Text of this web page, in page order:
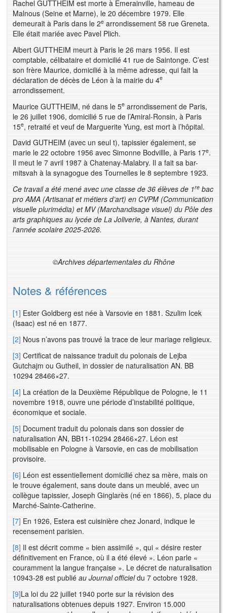
Rachel GUTTHEIM est morte à Émerainville, hameau de
Malnous (Seine et Marne), le 20 décembre 1979. Elle
demeurait à Paris dans le 2e arrondissement 58 rue Greneta.
Elle était mariée avec Pavel Plich.
Albert GUTTHEIM meurt à Paris le 26 mars 1956. Il est
comptable, célibataire et domicilié 41 rue de Saintonge. C’est
son frère Maurice, domicilié à la même adresse, qui fait la
déclaration de décès de Léon à la mairie du 4e
arrondissement.
Maurice GUTTHEIM, né dans le 5e arrondissement de Paris,
le 26 juillet 1906, domicilié 5 rue de l’Amiral-Ronsin, à Paris
15e, retraité et veuf de Marguerite Yung, est mort à l’hôpital.
David GUTHEIM (avec un seul t), tapissier également, se
marie le 22 octobre 1956 avec Simonne Bodvillle, à Paris 17e.
Il meut le 7 avril 1987 à Chatenay-Malabry. Il a fait sa bar-
mitsvah à la synagogue des Tournelles le 8 septembre 1923.
Ce travail a été mené avec une classe de 36 élèves de 1re bac
pro AMA (Artisanat et métiers d’art) en CVPM (Communication
visuelle plurimédia) et MV (Marchandisage visuel) du Pôle des
arts graphiques au lycée de La Joliverie, à Nantes, durant
l’année scolaire 2025-2026.
©Archives départementales du Rhône
Notes & références
[1] Ester Goldberg est née à Varsovie en 1881. Szulim Icek
(Isaac) est né en 1877.
[2] Nous n’avons pas trouvé la trace de leur mariage religieux.
[3] Certificat de naissance traduit du polonais de Lejba
Gutchajm ou Gutheil, in dossier de naturalisation AN. BB
10294 28466×27.
[4] La création de la Deuxième République de Pologne, le 11
novembre 1918, ouvre une période d’instabilité politique,
économique et sociale.
[5] Document traduit du polonais dans son dossier de
naturalisation AN, BB11-10294 28466×27. Léon est
mobilisable en Pologne à Varsovie, en cas de mobilisation
provisoire.
[6] Léon est essentiellement domicilié chez sa mère, mais on
le trouve également, sans doute dans un meublé, avec un
collègue tapissier, Joseph Ginglarès (né en 1866), 5, place du
Marché-Sainte-Catherine.
[7] En 1926, Estera est cuisinière chez Jonard, indique le
recensement parisien.
[8] Il est décrit comme « bien assimilé », qui « désire rester
définitivement en France, où il a été élevé ». Léon parle «
couramment la langue française ». Le décret de naturalisation
10943-28 est publié au Journal officieldu 7 octobre 1928.
[9]La loi du 22 juillet 1940 porte sur la révision des
naturalisations obtenues depuis 1927. Environ 15.000